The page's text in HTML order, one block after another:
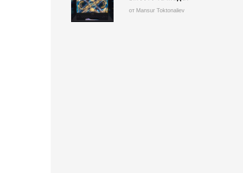
от Mansur Toktonaliev